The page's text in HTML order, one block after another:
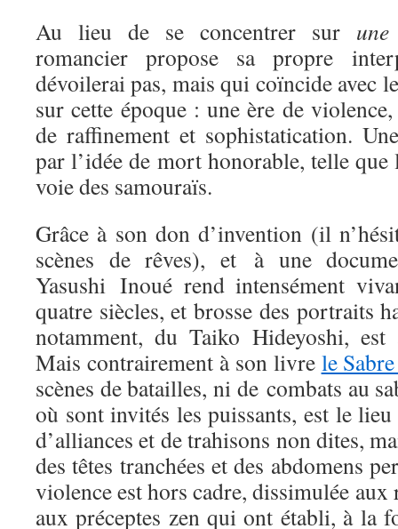
Au lieu de se concentrer sur
romancier propose sa propre
dévoilerai pas, mais qui coïncide avec
sur cette époque : une ère de
de raffinement et sophistatication.
par l’idée de mort honorable, telle
voie des samouraïs.
Grâce à son don d’invention (il
scènes de rêves), et à une
Yasushi Inoué rend intensément
quatre siècles, et brosse des portraits
notamment, du Taiko Hideyoshi, est
Mais contrairement à son livre le
scènes de batailles, ni de combats au
où sont invités les puissants, est le lieu
d’alliances et de trahisons non dites,
des têtes tranchées et des abdomens
violence est hors cadre, dissimulée
aux préceptes zen qui ont établi, à la